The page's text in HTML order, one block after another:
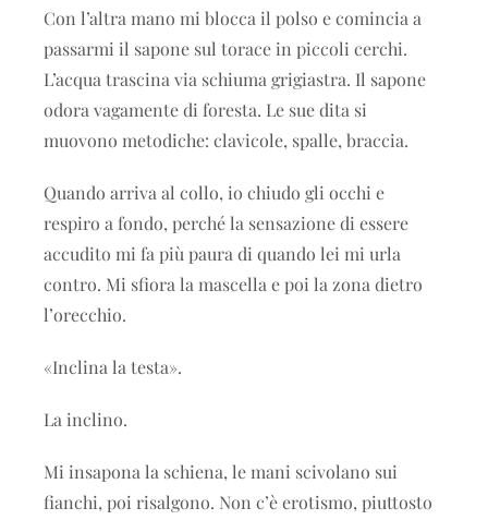
Con l’altra mano mi blocca il polso e comincia a
passarmi il sapone sul torace in piccoli cerchi.
L’acqua trascina via schiuma grigiastra. Il sapone
odora vagamente di foresta. Le sue dita si
muovono metodiche: clavicole, spalle, braccia.
Quando arriva al collo, io chiudo gli occhi e
respiro a fondo, perché la sensazione di essere
accudito mi fa più paura di quando lei mi urla
contro. Mi sfiora la mascella e poi la zona dietro
l’orecchio.
«Inclina la testa».
La inclino.
Mi insapona la schiena, le mani scivolano sui
fianchi, poi risalgono. Non c’è erotismo, piuttosto